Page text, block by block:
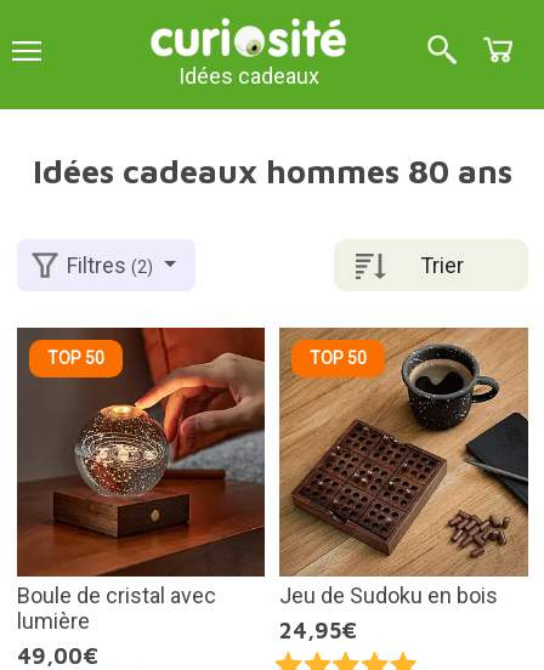
Idées cadeaux
Idées cadeaux hommes 80 ans
Trier
Filtres(2)
TOP 50
Boule de cristal avec
lumière
49,00€
TOP 50
Jeu de Sudoku en bois
24,95€